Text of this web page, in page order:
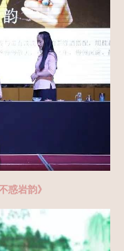
岩韵》